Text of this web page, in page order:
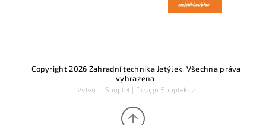
Copyright 2026 Zahradní technika Jetýlek. Všechna práva
vyhrazena.
Vytvořil Shoptet| Design Shoptak.cz